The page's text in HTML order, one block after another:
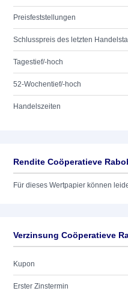
Preisfeststellungen
Schlusspreis des letzten
Tagestief/-hoch
52-Wochentief/-hoch
Handelszeiten
Rendite Coöperatieve
Für dieses Wertpapier können
Verzinsung Coöperatieve
Kupon
Erster Zinstermin